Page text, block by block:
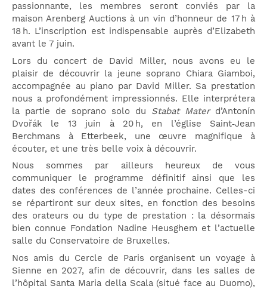
passionnante, les membres seront conviés par la
maison Arenberg Auctions à un vin d’honneur de 17 h à
18 h. L’inscription est indispensable auprès d’Elizabeth
avant le 7 juin.
Lors du concert de David Miller, nous avons eu le
plaisir de découvrir la jeune soprano Chiara Giamboi,
accompagnée au piano par David Miller. Sa prestation
nous a profondément impressionnés. Elle interprétera
la partie de soprano solo du Stabat Materd’Antonín
Dvořák le 13 juin à 20 h, en l’église Saint‑Jean
Berchmans à Etterbeek, une œuvre magnifique à
écouter, et une très belle voix à découvrir.
Nous sommes par ailleurs heureux de vous
communiquer le programme définitif ainsi que les
dates des conférences de l’année prochaine. Celles-ci
se répartiront sur deux sites, en fonction des besoins
des orateurs ou du type de prestation : la désormais
bien connue Fondation Nadine Heusghem et l’actuelle
salle du Conservatoire de Bruxelles.
Nos amis du Cercle de Paris organisent un voyage à
Sienne en 2027, afin de découvrir, dans les salles de
l’hôpital Santa Maria della Scala (situé face au Duomo),